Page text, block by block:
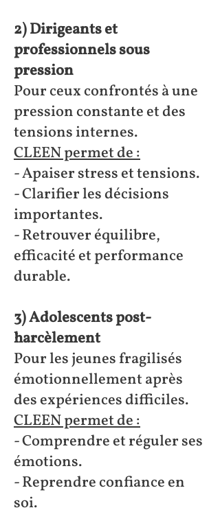
2) Dirigeants et
professionnels sous
pression
Pour ceux confrontés à une
pression constante et des
tensions internes.
CLEEN permet de :
- Apaiser stress et tensions.
- Clarifier les décisions
importantes.
- Retrouver équilibre,
efficacité et performance
durable.
3) Adolescents post-
harcèlement
Pour les jeunes fragilisés
émotionnellement après
des expériences difficiles.
CLEEN permet de :
- Comprendre et réguler ses
émotions.
- Reprendre confiance en
soi.